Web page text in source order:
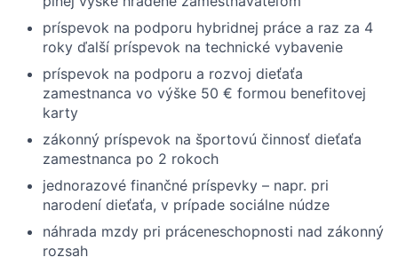
príspevok na podporu hybridnej práce a raz za 4
roky ďalší príspevok na technické vybavenie
príspevok na podporu a rozvoj dieťaťa
zamestnanca vo výške 50 € formou benefitovej
karty
zákonný príspevok na športovú činnosť dieťaťa
zamestnanca po 2 rokoch
jednorazové finančné príspevky – napr. pri
narodení dieťaťa, v prípade sociálne núdze
náhrada mzdy pri práceneschopnosti nad zákonný
rozsah